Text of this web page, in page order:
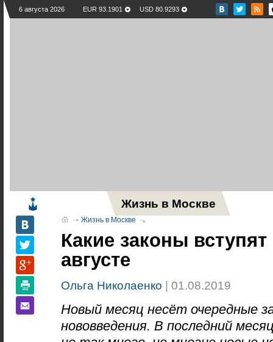
6 августа 2026 EUR 93.1901 USD 80.9293
Жизнь в Москве
Жизнь в Москве
Какие законы
августе
Ольга Николаенко | 01.08.2019
Новый месяц несёт очередные
нововведения. В последний